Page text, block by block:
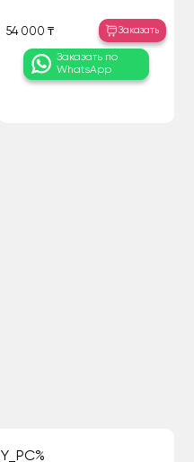
54 000 ₸ Заказать
Заказать по
WhatsApp